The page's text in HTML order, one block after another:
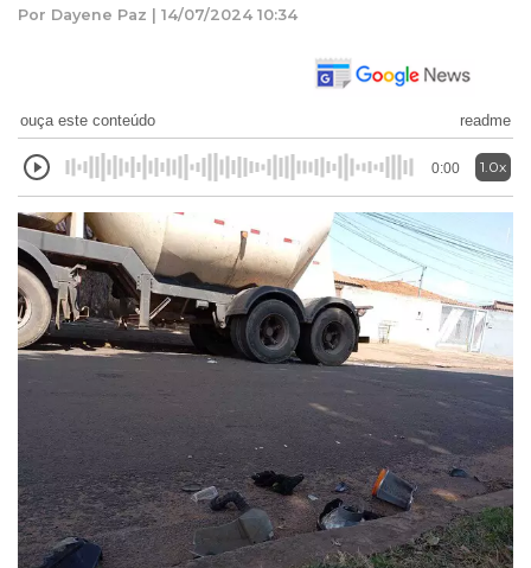
Por Dayene Paz | 14/07/2024 10:34
ouça este conteúdo readme
0:00 1.0x